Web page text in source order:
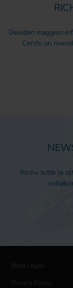
Desideri maggiori
Cerchi un
Ricevi tutte le
Note Legali
Privacy Policy